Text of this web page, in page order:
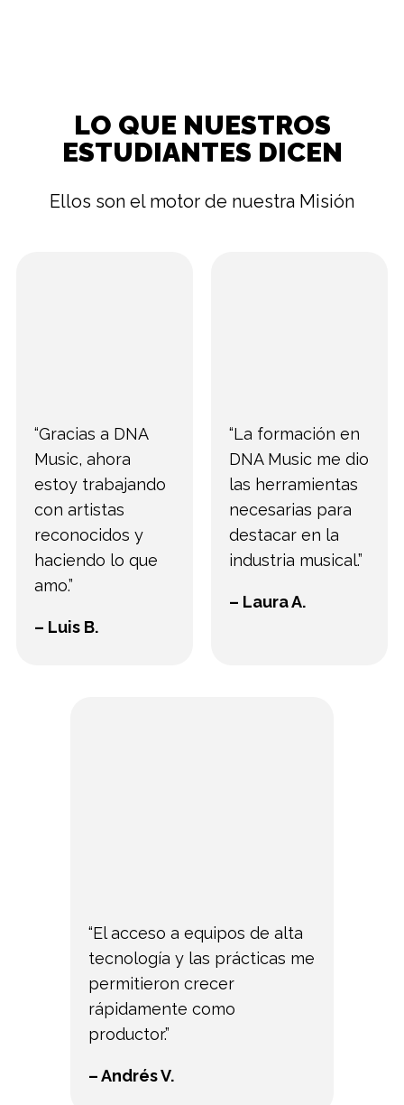
LO QUE NUESTROS
ESTUDIANTES DICEN
Ellos son el motor de nuestra Misión
“Gracias a DNA
Music, ahora
estoy trabajando
con artistas
reconocidos y
haciendo lo que
amo.”
– Luis B.
“La formación en
DNA Music me dio
las herramientas
necesarias para
destacar en la
industria musical.”
– Laura A.
“El acceso a equipos de alta
tecnología y las prácticas me
permitieron crecer
rápidamente como
productor.”
– Andrés V.